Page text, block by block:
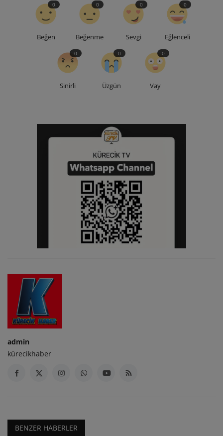
Beğen
0
Beğenme
0
Sevgi
0
Eğlenceli
0
Sinirli
0
Üzgün
0
Vay
0
admin
kürecikhaber
BENZER HABERLER